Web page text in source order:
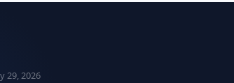
29, 2026